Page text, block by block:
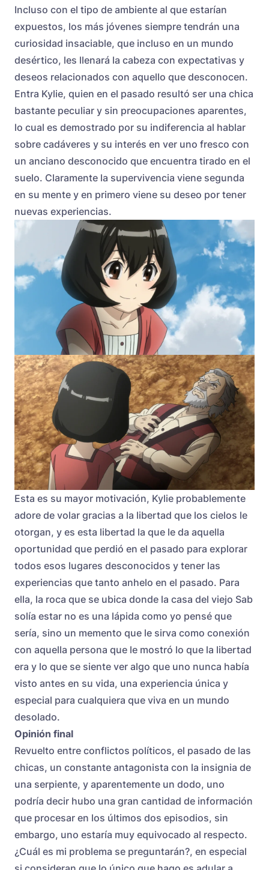
Incluso con el tipo de ambiente al que estarían
expuestos, los más jóvenes siempre tendrán una
curiosidad insaciable, que incluso en un mundo
desértico, les llenará la cabeza con expectativas y
deseos relacionados con aquello que desconocen.
Entra Kylie, quien en el pasado resultó ser una chica
bastante peculiar y sin preocupaciones aparentes,
lo cual es demostrado por su indiferencia al hablar
sobre cadáveres y su interés en ver uno fresco con
un anciano desconocido que encuentra tirado en el
suelo. Claramente la supervivencia viene segunda
en su mente y en primero viene su deseo por tener
nuevas experiencias.
Esta es su mayor motivación, Kylie probablemente
adore de volar gracias a la libertad que los cielos le
otorgan, y es esta libertad la que le da aquella
oportunidad que perdió en el pasado para explorar
todos esos lugares desconocidos y tener las
experiencias que tanto anhelo en el pasado. Para
ella, la roca que se ubica donde la casa del viejo Sab
solía estar no es una lápida como yo pensé que
sería, sino un memento que le sirva como conexión
con aquella persona que le mostró lo que la libertad
era y lo que se siente ver algo que uno nunca había
visto antes en su vida, una experiencia única y
especial para cualquiera que viva en un mundo
desolado.
Opinión final
Revuelto entre conflictos políticos, el pasado de las
chicas, un constante antagonista con la insignia de
una serpiente, y aparentemente un dodo, uno
podría decir hubo una gran cantidad de información
que procesar en los últimos dos episodios, sin
embargo, uno estaría muy equivocado al respecto.
¿Cuál es mi problema se preguntarán?, en especial